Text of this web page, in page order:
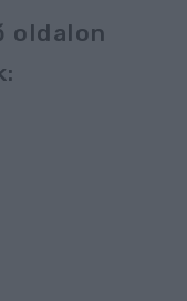
oldalon